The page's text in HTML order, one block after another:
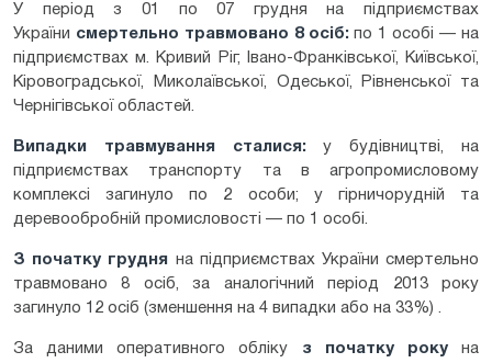
У період з 01 по 07 грудня на підприємствах
України смертельно травмовано 8 осіб:по 1 особі — на
підприємствах м. Кривий Ріг, Івано-Франківської, Київської,
Кіровоградської, Миколаївської, Одеської, Рівненської та
Чернігівської областей.
Випадки травмування сталися:у будівництві, на
підприємствах транспорту та в агропромисловому
комплексі загинуло по 2 особи; у гірничорудній та
деревообробній промисловості — по 1 особі.
З початку грудня на підприємствах України смертельно
травмовано 8 осіб, за аналогічний період 2013 року
загинуло 12 осіб (зменшення на 4 випадки або на 33%) .
За даними оперативного обліку з початку рокуна